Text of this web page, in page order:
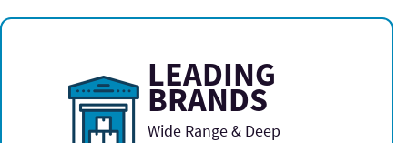
LEADING
BRANDS
Wide Range & Deep